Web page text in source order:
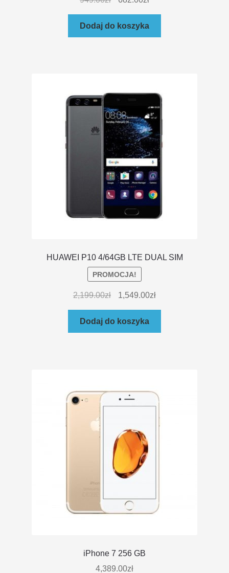
Dodaj do koszyka
HUAWEI P10 4/64GB LTE DUAL SIM
PROMOCJA!
2,199.00zł 1,549.00zł
Dodaj do koszyka
iPhone 7 256 GB
4,389.00zł